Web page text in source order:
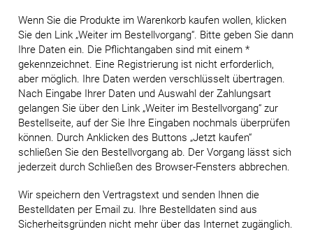
Wenn Sie die Produkte im Warenkorb kaufen wollen, klicken
Sie den Link „Weiter im Bestellvorgang“. Bitte geben Sie dann
Ihre Daten ein. Die Pflichtangaben sind mit einem *
gekennzeichnet. Eine Registrierung ist nicht erforderlich,
aber möglich. Ihre Daten werden verschlüsselt übertragen.
Nach Eingabe Ihrer Daten und Auswahl der Zahlungsart
gelangen Sie über den Link „Weiter im Bestellvorgang“ zur
Bestellseite, auf der Sie Ihre Eingaben nochmals überprüfen
können. Durch Anklicken des Buttons „Jetzt kaufen“
schließen Sie den Bestellvorgang ab. Der Vorgang lässt sich
jederzeit durch Schließen des Browser-Fensters abbrechen.
Wir speichern den Vertragstext und senden Ihnen die
Bestelldaten per Email zu. Ihre Bestelldaten sind aus
Sicherheitsgründen nicht mehr über das Internet zugänglich.